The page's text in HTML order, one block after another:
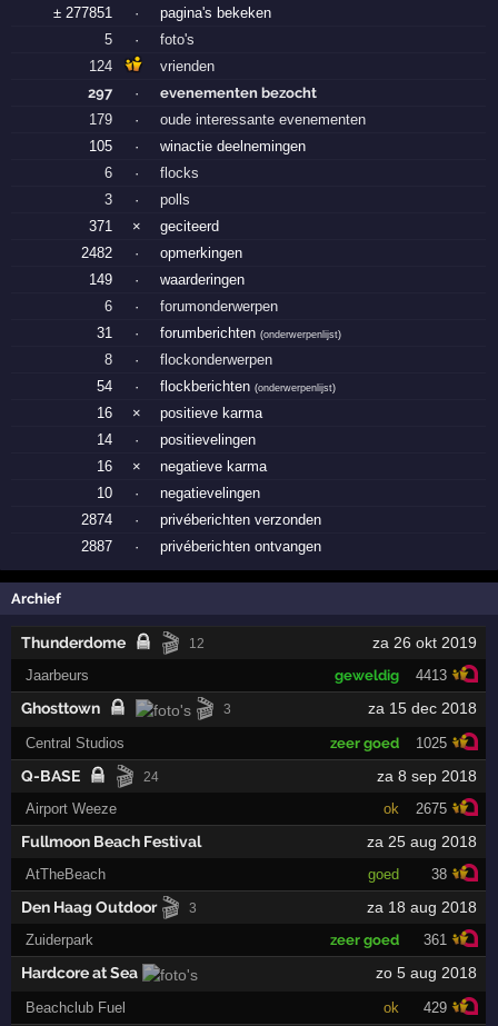
± 277851 ·
pagina's bekeken
5
·
foto's
124
vrienden
297
·
evenementen bezocht
179
·
oude interessante evenementen
105
·
winactie deelnemingen
6
·
flocks
3
·
polls
371
×
geciteerd
2482
·
opmerkingen
149
·
waarderingen
6
·
forumonderwerpen
31
· forumberichten(onderwerpenlijst)
8 ·
flockonderwerpen
54
· flockberichten(onderwerpenlijst)
16 ×
positieve karma
14
·
positievelingen
16
×
negatieve karma
10
·
negatievelingen
2874
·
privéberichten verzonden
2887
· privéberichten ontvangen
Archief
Thunderdome 🎬 12 za 26 okt 2019
Jaarbeurs geweldig 4413
Ghosttown 🎬 3 za 15 dec 2018
Central Studios zeer goed 1025
Q-BASE 🎬 24 za 8 sep 2018
Airport Weeze ok 2675
Fullmoon Beach Festival za 25 aug 2018
AtTheBeach goed 38
Den Haag Outdoor 🎬 3 za 18 aug 2018
Zuiderpark zeer goed 361
Hardcore at Sea zo 5 aug 2018
Beachclub Fuel ok 429